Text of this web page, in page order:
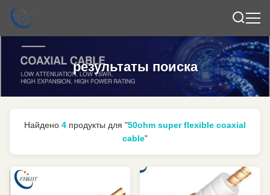
результаты поиска
Найдено 4 продукты для "50ohm super flexible coaxial
cable"